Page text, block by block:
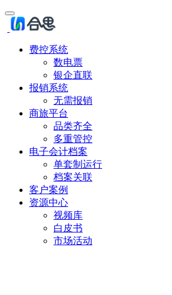
费控系统
数电票
银企直联
报销系统
无需报销
商旅平台
品类齐全
多重管控
电子会计档案
单套制运行
档案关联
客户案例
资源中心
视频库
白皮书
市场活动